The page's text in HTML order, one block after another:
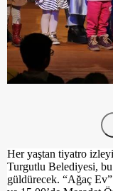
Her yaştan tiyatro
Turgutlu Belediyesi,
güldürecek. “Ağaç